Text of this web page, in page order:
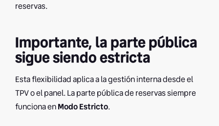
reservas.
Importante, la parte pública
sigue siendo estricta
Esta flexibilidad aplica a la gestión interna desde el
TPV o el panel. La parte pública de reservas siempre
funciona enModo Estricto.